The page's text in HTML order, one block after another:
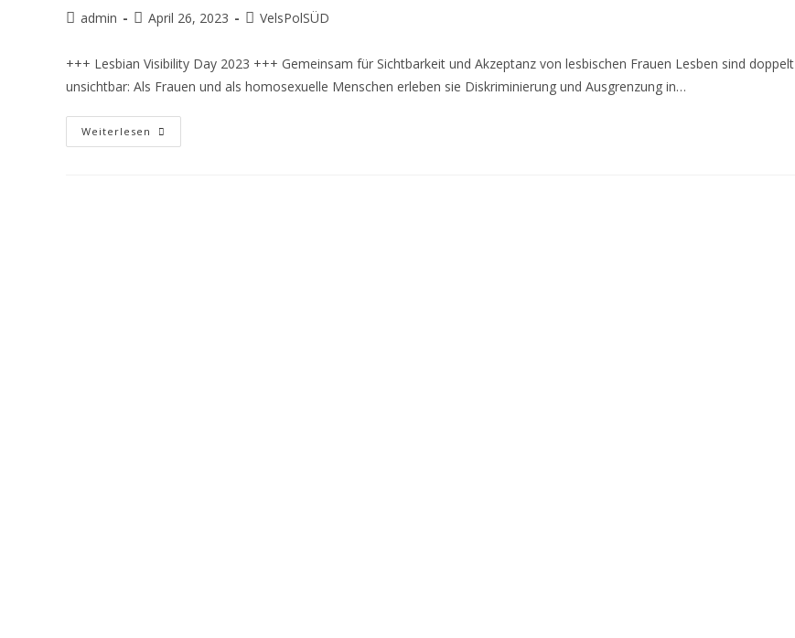
admin April 26, 2023 VelsPolSÜD
+++ Lesbian Visibility Day 2023 +++ Gemeinsam für Sichtbarkeit und Akzeptanz von lesbischen Frauen Lesben sind doppelt
unsichtbar: Als Frauen und als homosexuelle Menschen erleben sie Diskriminierung und Ausgrenzung in…
Weiterlesen